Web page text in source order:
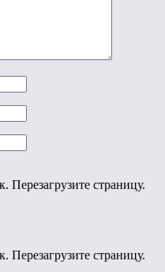
страницу.
страницу.